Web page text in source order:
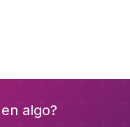
algo?